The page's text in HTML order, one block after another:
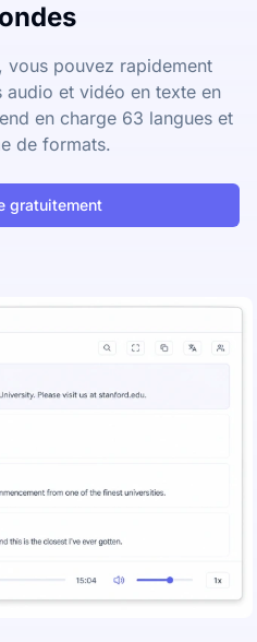
vous pouvez rapidement
et vidéo en texte en
en charge 63 langues et
de formats.
gratuitement